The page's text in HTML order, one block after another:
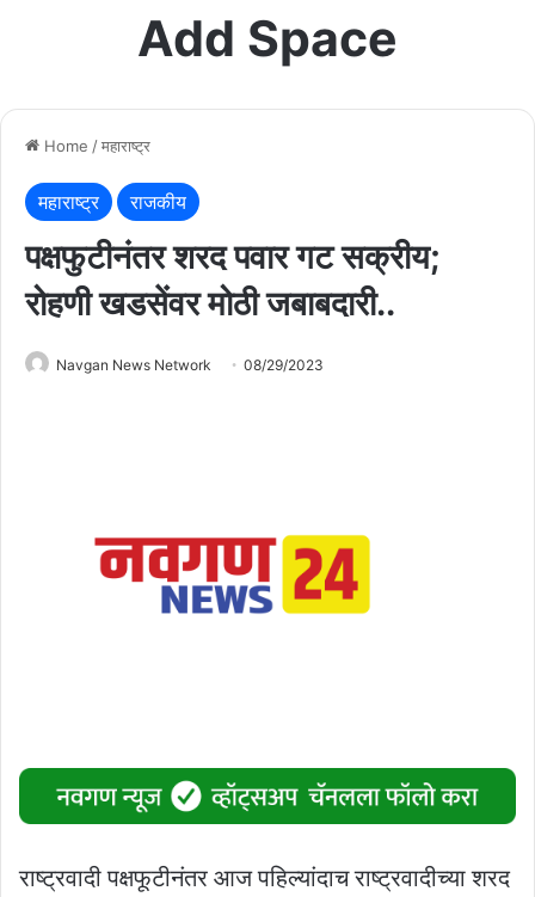
Add Space
Home /महाराष्ट्र
महाराष्ट्र राजकीय
पक्षफुटीनंतर शरद पवार गट सक्रीय;
रोहणी खडसेंवर मोठी जबाबदारी..
Navgan News Network 08/29/2023
राष्ट्रवादी पक्षफूटीनंतर आज पहिल्यांदाच राष्ट्रवादीच्या शरद